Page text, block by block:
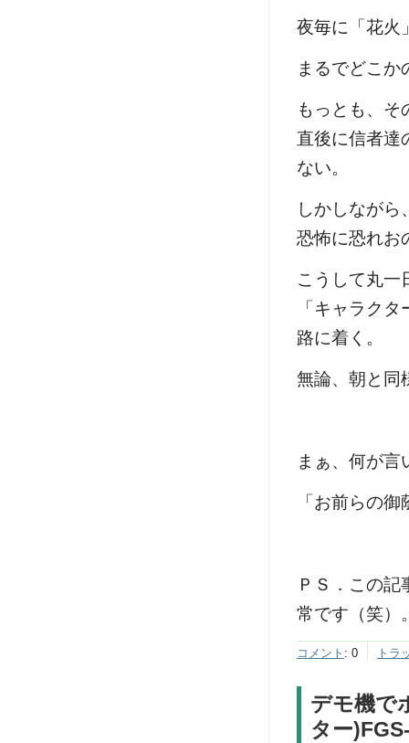
夜毎に「花火
まるでどこか
もっとも、そ
直後に信者達
ない。
しかしなが
恐怖に恐れお
こうして丸一
「キャラク
路に着く。
無論、朝と同
まぁ、何が言
「お前らの
ＰＳ．この
常です（笑）
コメント : 0 トラ
デモ機で
ター